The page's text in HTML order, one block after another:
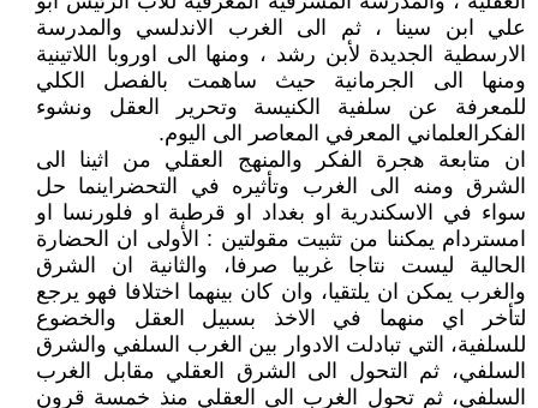
علي ابن سينا ، ثم الى الغرب الاندلسي والمدرسة
الارسطية الجديدة لأبن رشد ، ومنها الى اوروبا اللاتينية
ومنها الى الجرمانية حيث ساهمت بالفصل الكلي
للمعرفة عن سلفية الكنيسة وتحرير العقل ونشوء
الفكرالعلماني المعرفي المعاصر الى اليوم.
ان متابعة هجرة الفكر والمنهج العقلي من اثينا الى
الشرق ومنه الى الغرب وتأثيره في التحضراينما حل
سواء في الاسكندرية او بغداد او قرطبة او فلورنسا او
امستردام يمكننا من تثبيت مقولتين : الأولى ان الحضارة
الحالية ليست نتاجا غربيا صرفا، والثانية ان الشرق
والغرب يمكن ان يلتقيا، وان كان بينهما اختلافا فهو يرجع
لتأخر اي منهما في الاخذ بسبيل العقل والخضوع
للسلفية، التي تبادلت الادوار بين الغرب السلفي والشرق
السلفي، ثم التحول الى الشرق العقلي مقابل الغرب
السلفي، ثم تحول الغرب الى العقلي منذ خمسة قرون